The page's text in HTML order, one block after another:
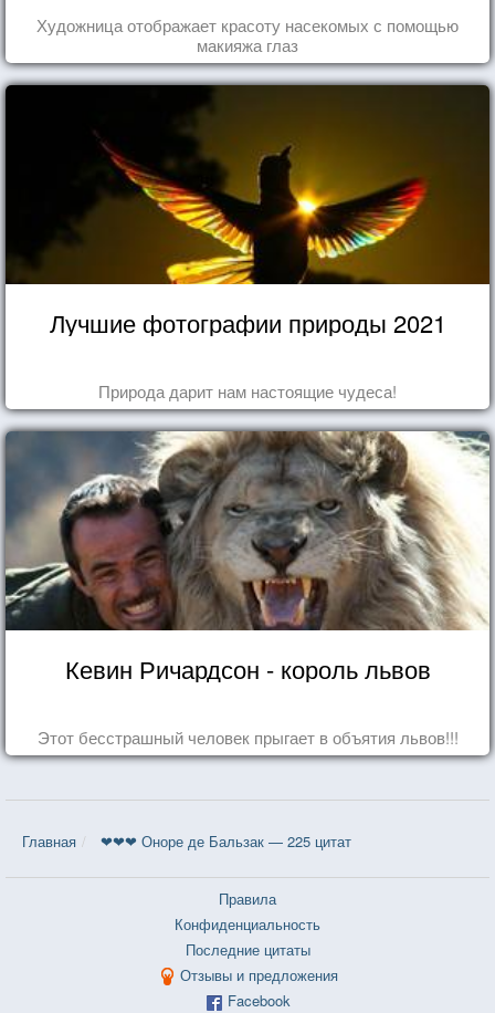
Художница отображает красоту насекомых с помощью
макияжа глаз
Лучшие фотографии природы 2021
Природа дарит нам настоящие чудеса!
Кевин Ричардсон - король львов
Этот бесстрашный человек прыгает в объятия львов!!!
Главная ❤❤❤ Оноре де Бальзак — 225 цитат
Правила
Конфиденциальность
Последние цитаты
Отзывы и предложения
Facebook